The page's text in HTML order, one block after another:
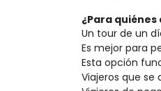
¿Para
Un tour de un
Es mejor para
Esta opción
Viajeros que se